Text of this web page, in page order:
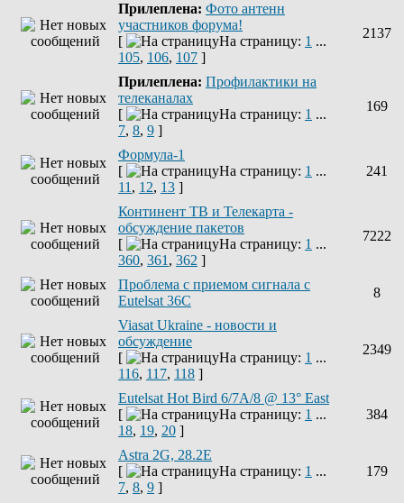
Прилеплена: Фото антенн
участников форума!
[
На страницу: 1 ...
105, 106, 107 ]
2137
Прилеплена: Профилактики на
телеканалах
[
На страницу: 1 ...
7, 8, 9 ]
169
Формула-1
[
На страницу: 1 ...
11 , 12, 13 ]
241
Континент ТВ и Телекарта -
обсуждение пакетов
[
На страницу: 1 ...
360, 361 , 362 ]
7222
Проблема с приемом сигнала с
Eutelsat 36C
8
Viasat Ukraine - новости и
обсуждение
[
На страницу: 1 ...
116, 117, 118 ]
2349
Eutelsat Hot Bird 6/7A/8 @ 13° East
[
На страницу: 1 ...
18, 19, 20 ]
384
Astra 2G, 28.2E
[
На страницу: 1 ...
7, 8, 9 ]
179